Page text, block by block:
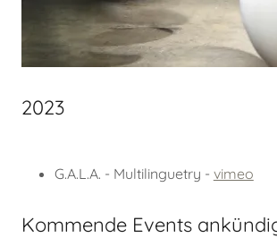
2023
G.A.L.A. - Multilinguetry - vimeo
Kommende Events